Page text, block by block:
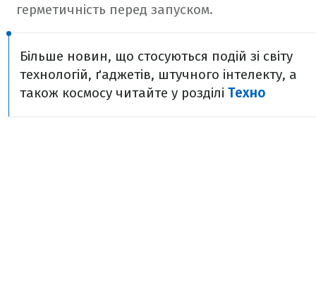
герметичність перед запуском.
Більше новин, що стосуються подій зі світу
технологій, ґаджетів, штучного інтелекту, а
також космосу читайте у розділі Техно